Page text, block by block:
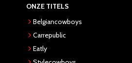
ONZE TITELS
Belgiancowboys
Carrepublic
Eatly